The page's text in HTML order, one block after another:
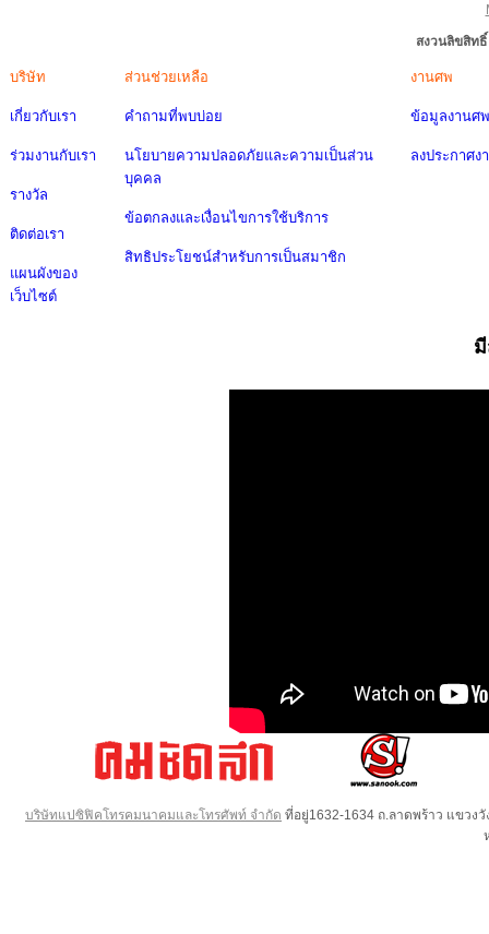
สงวนลิขสิท
บริษัท
เกี่ยวกับเรา
ร่วมงานกับเรา
รางวัล
ติดต่อเรา
แผนผังของ
เว็บไซต์
ส่วนช่วยเหลือ
คำถามที่พบบ่อย
นโยบายความปลอดภัยและความเป็นส่วน
บุคคล
ข้อตกลงและเงื่อนไขการใช้บริการ
สิทธิประโยชน์สำหรับการเป็นสมาชิก
งานศพ
ข้อมูลงานศพ
ลงประกาศง
บริษัทแปซิฟิคโทรคมนาคมและโทรศัพท์ จำกัด ที่อยู่1632-1634 ถ.ลาดพร้าว แขวง